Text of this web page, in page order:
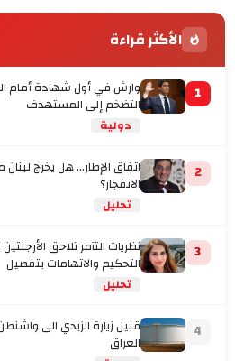
الأكثر قراءة
1
التضخم إلى المستهدف
دولية
2
الانفجار؟
تحليل
3
التحكيم والاتهامات بتفصيل
تحليل
4
العراق